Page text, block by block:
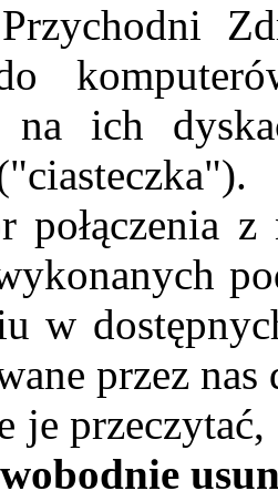
na ich
połączenia
w
przez
je